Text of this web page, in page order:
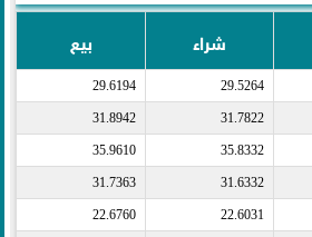
شراء بيع
29.5264
29.6194
31.7822
31.8942
35.8332
35.9610
31.6332
31.7363
22.6031
22.6760